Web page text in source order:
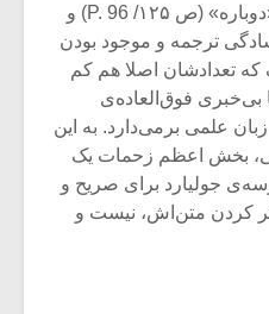
می‌رسد» (ص ۳۸/ P. 20) یا «دوباره» (ص ۱۲۵/ P. 96) و
ترجمه و موجود بودن
تعدادشان اصلا هم کم
بی‌خبری فوق‌العاده‌ی
علمی برمی‌دارد. به این
بخش اعظم زحمات یک
جولیارد برای صریح و
کردن متن‌اش، نیست و